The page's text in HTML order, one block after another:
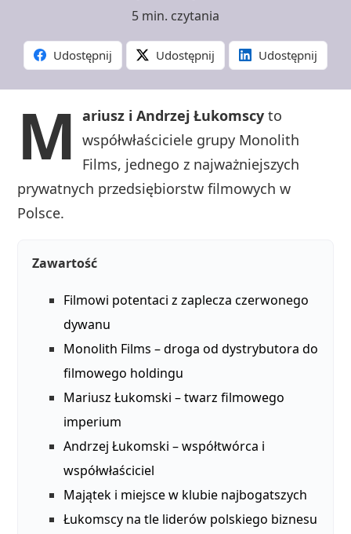
5 min. czytania
Udostępnij Udostępnij Udostępnij
M ariusz i Andrzej Łukomscy to
współwłaściciele grupy Monolith
Films, jednego z najważniejszych
prywatnych przedsiębiorstw filmowych w
Polsce.
Zawartość
Filmowi potentaci z zaplecza czerwonego
dywanu
Monolith Films – droga od dystrybutora do
filmowego holdingu
Mariusz Łukomski – twarz filmowego
imperium
Andrzej Łukomski – współtwórca i
współwłaściciel
Majątek i miejsce w klubie najbogatszych
Łukomscy na tle liderów polskiego biznesu